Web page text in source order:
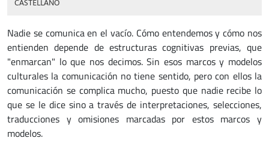
CASTELLANO
Nadie se comunica en el vacío. Cómo entendemos y cómo nos
entienden depende de estructuras cognitivas previas, que
"enmarcan" lo que nos decimos. Sin esos marcos y modelos
culturales la comunicación no tiene sentido, pero con ellos la
comunicación se complica mucho, puesto que nadie recibe lo
que se le dice sino a través de interpretaciones, selecciones,
traducciones y omisiones marcadas por estos marcos y
modelos.